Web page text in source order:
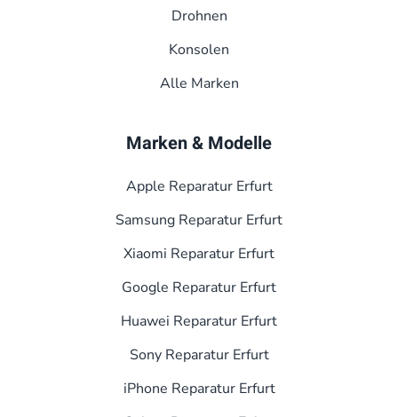
Drohnen
Konsolen
Alle Marken
Marken & Modelle
Apple Reparatur Erfurt
Samsung Reparatur Erfurt
Xiaomi Reparatur Erfurt
Google Reparatur Erfurt
Huawei Reparatur Erfurt
Sony Reparatur Erfurt
iPhone Reparatur Erfurt